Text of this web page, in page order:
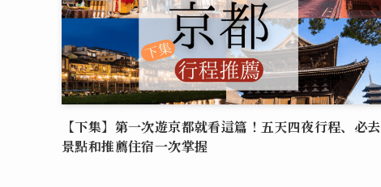
【下集】第一次遊京都就看這篇！五天四夜行程、必去
景點和推薦住宿一次掌握